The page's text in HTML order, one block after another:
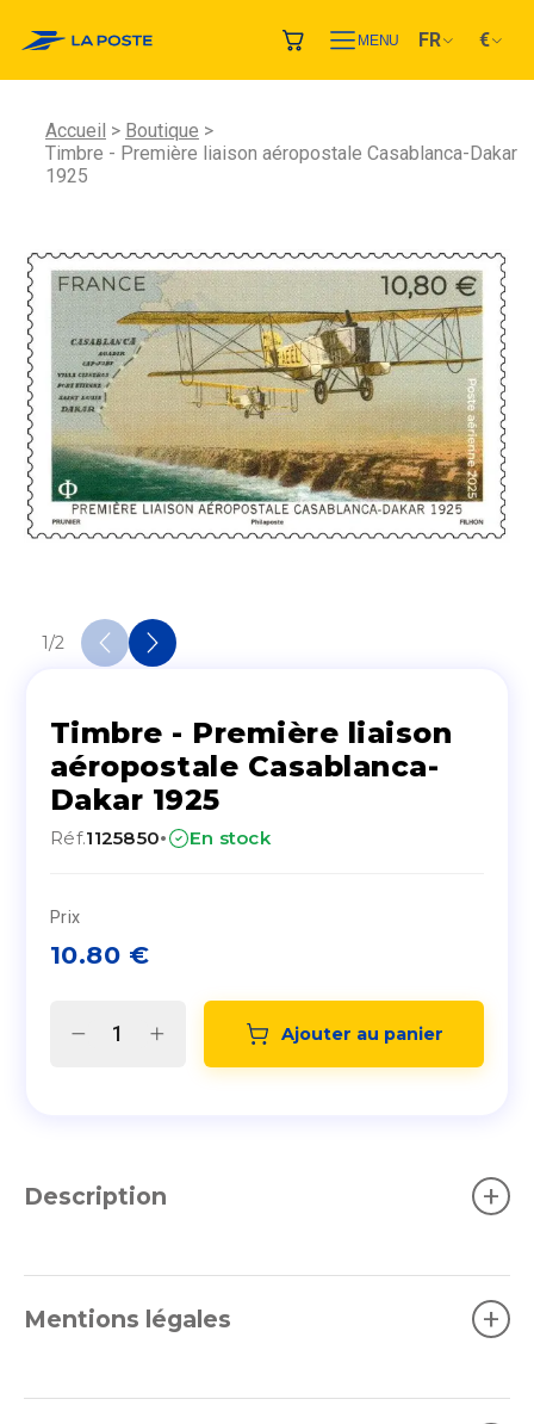
MENU FR €
Accueil
Boutique
Timbre - Première liaison aéropostale Casablanca-Dakar
1925
1/2
Timbre - Première liaison
aéropostale Casablanca-
Dakar 1925
Réf.1125850· En stock
Prix
10.80 €
Ajouter au panier
Description +
Mentions légales +